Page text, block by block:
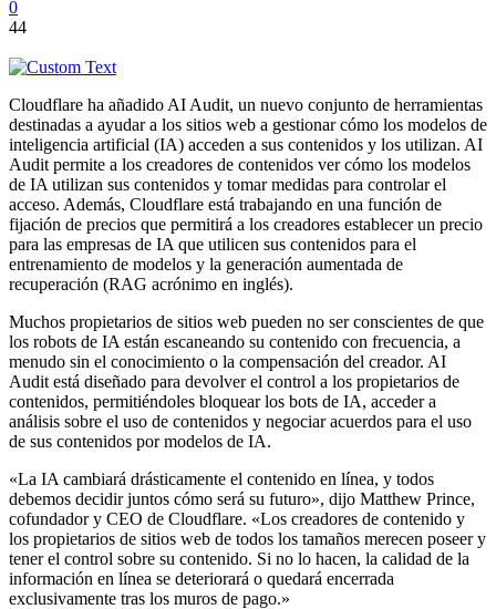
0
44
Cloudflare ha añadido AI Audit, un nuevo conjunto de herramientas
destinadas a ayudar a los sitios web a gestionar cómo los modelos de
inteligencia artificial (IA) acceden a sus contenidos y los utilizan. AI
Audit permite a los creadores de contenidos ver cómo los modelos
de IA utilizan sus contenidos y tomar medidas para controlar el
acceso. Además, Cloudflare está trabajando en una función de
fijación de precios que permitirá a los creadores establecer un precio
para las empresas de IA que utilicen sus contenidos para el
entrenamiento de modelos y la generación aumentada de
recuperación (RAG acrónimo en inglés).
Muchos propietarios de sitios web pueden no ser conscientes de que
los robots de IA están escaneando su contenido con frecuencia, a
menudo sin el conocimiento o la compensación del creador. AI
Audit está diseñado para devolver el control a los propietarios de
contenidos, permitiéndoles bloquear los bots de IA, acceder a
análisis sobre el uso de contenidos y negociar acuerdos para el uso
de sus contenidos por modelos de IA.
«La IA cambiará drásticamente el contenido en línea, y todos
debemos decidir juntos cómo será su futuro», dijo Matthew Prince,
cofundador y CEO de Cloudflare. «Los creadores de contenido y
los propietarios de sitios web de todos los tamaños merecen poseer y
tener el control sobre su contenido. Si no lo hacen, la calidad de la
información en línea se deteriorará o quedará encerrada
exclusivamente tras los muros de pago.»